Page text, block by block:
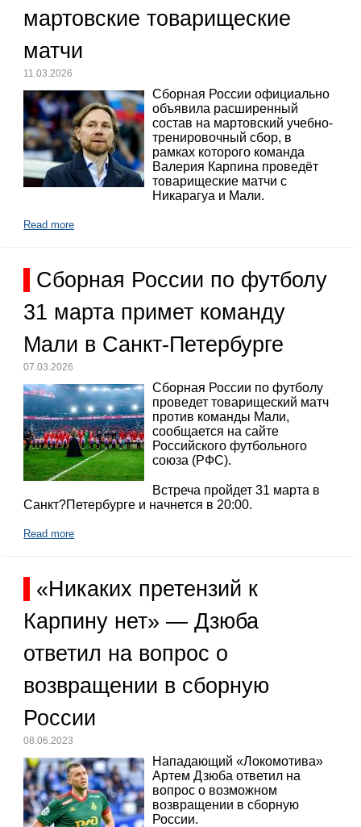
мартовские товарищеские
матчи
11.03.2026
Сборная России официально
объявила расширенный
состав на мартовский учебно-
тренировочный сбор, в
рамках которого команда
Валерия Карпина проведёт
товарищеские матчи с
Никарагуа и Мали.
Read more
Сборная России по футболу
31 марта примет команду
Мали в Санкт-Петербурге
07.03.2026
Сборная России по футболу
проведет товарищеский матч
против команды Мали,
сообщается на сайте
Российского футбольного
союза (РФС).
Встреча пройдет 31 марта в
Санкт?Петербурге и начнется в 20:00.
Read more
«Никаких претензий к
Карпину нет» — Дзюба
ответил на вопрос о
возвращении в сборную
России
08.06.2023
Нападающий «Локомотива»
Артем Дзюба ответил на
вопрос о возможном
возвращении в сборную
России.